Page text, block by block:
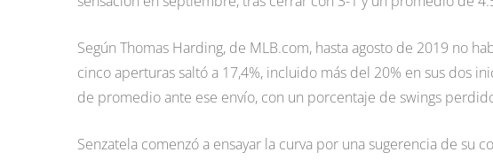
Según Thomas Harding, de MLB.com, hasta agosto de 2019 no
cinco aperturas saltó a 17,4%, incluido más del 20% en sus dos
de promedio ante ese envío, con un porcentaje de swings
Senzatela comenzó a ensayar la curva por una sugerencia de su